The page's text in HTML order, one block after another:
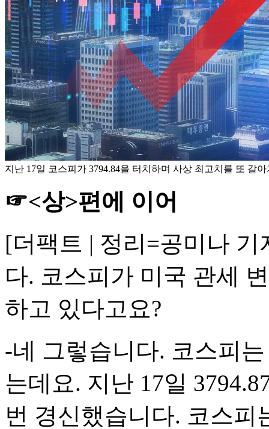
지난 17일 코스피가 3794.84을 터치하며 사상 최고치를 또 갈
☞<상>편에 이어
[더팩트 | 정리=공미나
다. 코스피가 미국 관세
하고 있다고요?
-네 그렇습니다. 코스피
는데요. 지난 17일
번 경신했습니다. 코스피